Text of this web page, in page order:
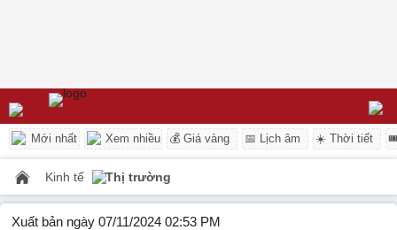
Mới nhất Xem nhiều 💰 Giá vàng 📅 Lịch âm ☀️ Thời tiết
Kinh tế Thị trường
Xuất bản ngày 07/11/2024 02:53 PM